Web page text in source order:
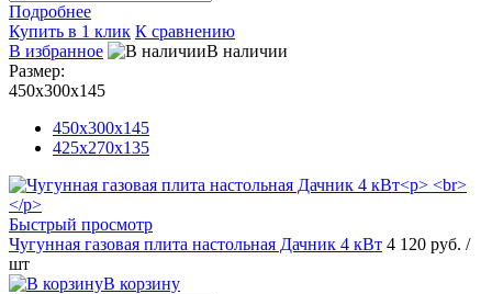
Подробнее
Купить в 1 клик К сравнению
В избранное
В наличии
Размер:
450х300х145
450х300х145
425x270x135
Быстрый просмотр
Чугунная газовая плита настольная Дачник 4 кВт 4 120 руб. /
шт
В корзину